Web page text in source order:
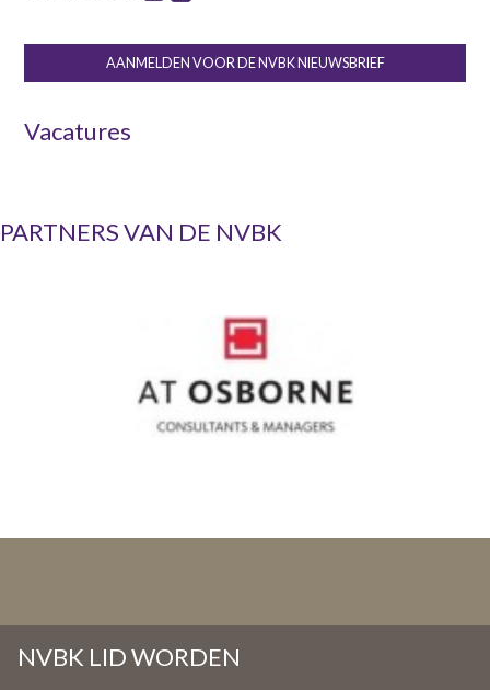
AANMELDEN VOOR DE NVBK NIEUWSBRIEF
Vacatures
PARTNERS VAN DE NVBK
NVBK LID WORDEN